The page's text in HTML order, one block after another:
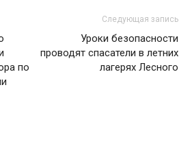
по
Следующая запись
Уроки безопасности
проводят спасатели в летних
лагерях Лесного